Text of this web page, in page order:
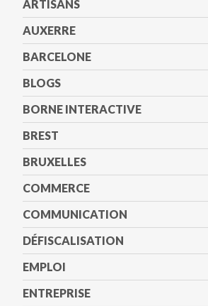
ARTISANS
AUXERRE
BARCELONE
BLOGS
BORNE INTERACTIVE
BREST
BRUXELLES
COMMERCE
COMMUNICATION
DÉFISCALISATION
EMPLOI
ENTREPRISE